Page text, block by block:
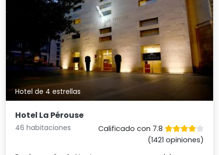
Hotel de 4 estrellas
Hotel La Pérouse
46 habitaciones
Calificado con 7.8
(1421 opiniones)